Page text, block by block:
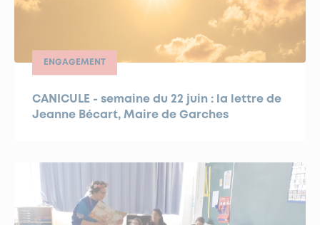
ENGAGEMENT
CANICULE - semaine du 22 juin : la lettre de
Jeanne Bécart, Maire de Garches